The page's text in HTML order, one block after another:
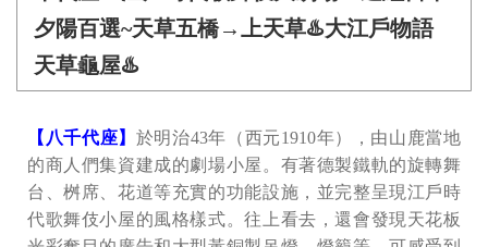
夕陽百選~天草五橋→上天草♨️大江戶物語
天草龜屋♨️
【八千代座】 於明治43年（西元1910年），由山鹿當地
的商人們集資建成的劇場小屋。有著德製鐵軌的旋轉舞
台、桝席、花道等充實的功能設施，並完整呈現江戶時
代歌舞伎小屋的風格樣式。往上看去，還會發現天花板